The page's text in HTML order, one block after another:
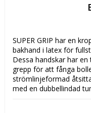
SUPER GRIP har en
bakhand i latex för
Dessa handskar har
grepp för att fånga
strömlinjeformad
med en dubbellindad
extra bred rem helt i